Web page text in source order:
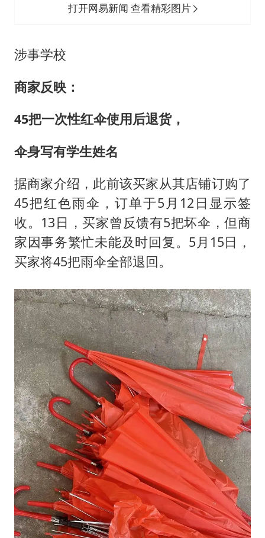
打开网易新闻 查看精彩图片
涉事学校
商家反映：
45把一次性红伞使用后退货，
伞身写有学生姓名
据商家介绍，此前该买家从其店铺订购了
45把红色雨伞，订单于5月12日显示签
收。13日，买家曾反馈有5把坏伞，但商
家因事务繁忙未能及时回复。5月15日，
买家将45把雨伞全部退回。